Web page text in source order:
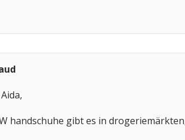
handschuhe gibt es in